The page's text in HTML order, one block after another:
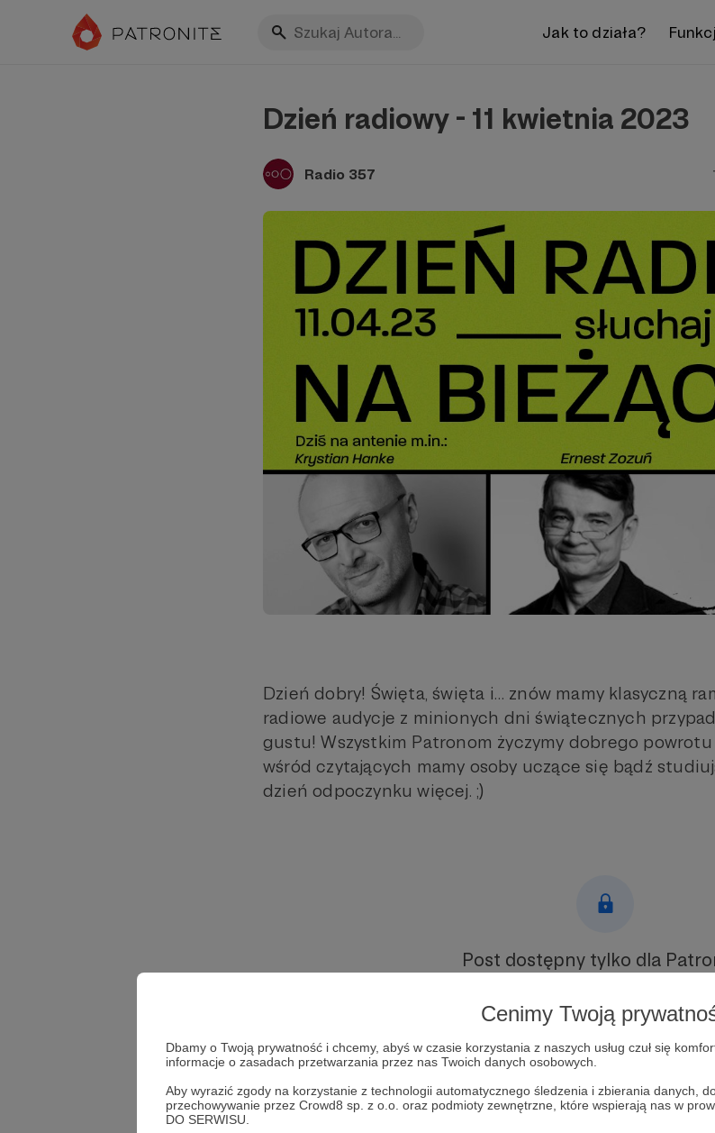
Cenimy Twoją
Dbamy o Twoją prywatność i chcemy, abyś w czasie korzystania z naszych usług czuł się
informacje o zasadach przetwarzania przez nas Twoich danych osobowych.
Aby wyrazić zgody na korzystanie z technologii automatycznego śledzenia i zbierania danych,
przechowywanie przez Crowd8 sp. z o.o. oraz podmioty zewnętrzne, które wspierają nas w
DO SERWISU.
Jak to działa?
Dzień radiowy - 11 kwietnia 2023
Radio 357
Dzień dobry! Święta, święta i… znów mamy klasyczną
radiowe audycje z minionych dni świątecznych
gustu! Wszystkim Patronom życzymy dobrego
wśród czytających mamy osoby uczące się bądź
dzień odpoczynku więcej. ;)
Post dostępny tylko dla
Zostań Patronem
Zaloguj się